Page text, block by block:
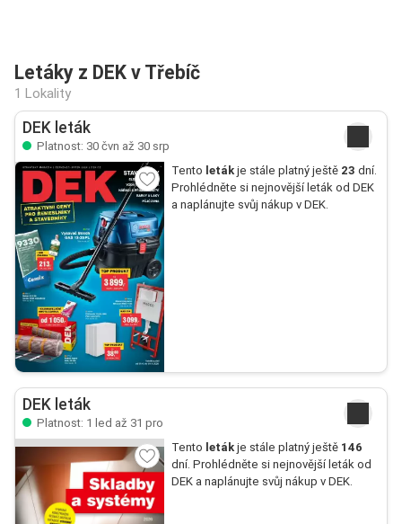
Letáky z DEK v Třebíč
1 Lokality
DEK leták
Platnost: 30 čvn až 30 srp
Tento letákje stále platný ještě 23 dní.
Prohlédněte si nejnovější leták od DEK
a naplánujte svůj nákup v DEK.
DEK leták
Platnost: 1 led až 31 pro
Tento letákje stále platný ještě 146
dní. Prohlédněte si nejnovější leták od
DEK a naplánujte svůj nákup v DEK.